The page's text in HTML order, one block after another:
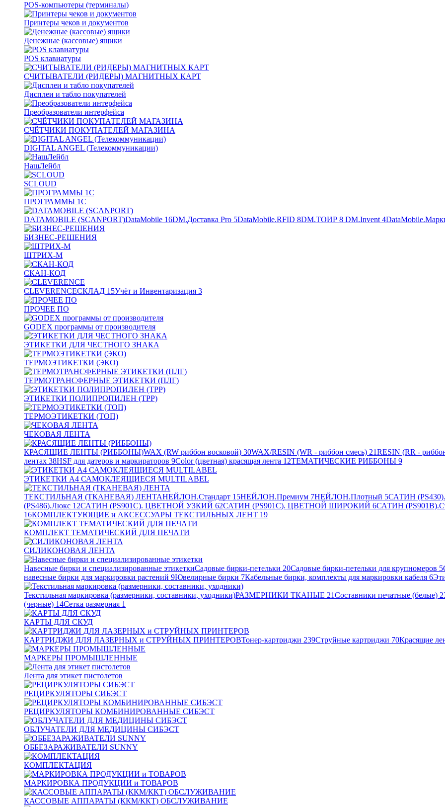
POS-компьютеры (терминалы)
Принтеры чеков и документов
Денежные (кассовые) ящики
POS клавиатуры
СЧИТЫВАТЕЛИ (РИДЕРЫ) МАГНИТНЫХ КАРТ
Дисплеи и табло покупателей
Преобразователи интерфейса
СЧЁТЧИКИ ПОКУПАТЕЛЕЙ МАГАЗИНА
DIGITAL ANGEL (Телекоммуникации)
НашЛейбл
SCLOUD
ПРОГРАММЫ 1С
DATAMOBILE (SCANPORT)DataMobile 16DM.Доставка Pro 5DataMobile.RFID 8DM.ТОИР 8 DM.Invent 4
БИЗНЕС-РЕШЕНИЯ
ШТРИХ-М
СКАН-КОД
CLEVERENCEСКЛАД 15Учёт и Инвентаризация 3
ПРОЧЕЕ ПО
GODEX программы от производителя
ЭТИКЕТКИ ДЛЯ ЧЕСТНОГО ЗНАКА
ТЕРМОЭТИКЕТКИ (ЭКО)
ТЕРМОТРАНСФЕРНЫЕ ЭТИКЕТКИ (ПЛГ)
ЭТИКЕТКИ ПОЛИПРОПИЛЕН (TPP)
ТЕРМОЭТИКЕТКИ (ТОП)
ЧЕКОВАЯ ЛЕНТА
КРАСЯЩИЕ ЛЕНТЫ (РИББОНЫ)WAX (RW риббон восковой) 30WAX/RESIN (WR - риббон смесь) 21RESIN (RR -
лентах 38HSF для датеров и маркираторов 9Color (цветная) красящая лента 12ТЕМАТИЧЕСКИЕ РИББОНЫ 9
ЭТИКЕТКИ А4 САМОКЛЕЯЩИЕСЯ MULTILABEL
ТЕКСТИЛЬНАЯ (ТКАНЕВАЯ) ЛЕНТАНЕЙЛОН.Стандарт 15НЕЙЛОН.Премиум 7НЕЙЛОН.Плотный 5САТИН
(PS486).Люкс 12САТИН (PS901C). ЦВЕТНОЙ УЗКИЙ 62САТИН (PS901C). ЦВЕТНОЙ ШИРОКИЙ 6САТИН
16КОМПЛЕКТУЮЩИЕ и АКСЕССУАРЫ ТЕКСТИЛЬНЫХ ЛЕНТ 19
КОМПЛЕКТ ТЕМАТИЧЕСКИЙ ДЛЯ ПЕЧАТИ
СИЛИКОНОВАЯ ЛЕНТА
Навесные бирки и специализированные этикеткиСадовые бирки-петельки 20Садовые бирки-петельки для крупномеров 5
навесные бирки для маркировки растений 9Ювелирные бирки 7Кабельные бирки, комплекты для маркировки кабеля 6
Текстильная маркировка (размерники, составники, уходники)РАЗМЕРНИКИ ТКАНЫЕ 21Составники печатные (белые)
(черные) 14Сетка размерная 1
КАРТЫ ДЛЯ СКУД
КАРТРИДЖИ ДЛЯ ЛАЗЕРНЫХ и СТРУЙНЫХ ПРИНТЕРОВТонер-картриджи 239Струйные картриджи 70Красящие
МАРКЕРЫ ПРОМЫШЛЕННЫЕ
Лента для этикет пистолетов
РЕЦИРКУЛЯТОРЫ СИБЭСТ
РЕЦИРКУЛЯТОРЫ КОМБИНИРОВАННЫЕ СИБЭСТ
ОБЛУЧАТЕЛИ ДЛЯ МЕДИЦИНЫ СИБЭСТ
ОББЕЗАРАЖИВАТЕЛИ SUNNY
КОМПЛЕКТАЦИЯ
МАРКИРОВКА ПРОДУКЦИИ и ТОВАРОВ
КАССОВЫЕ АППАРАТЫ (ККМ/ККТ) ОБСЛУЖИВАНИЕ